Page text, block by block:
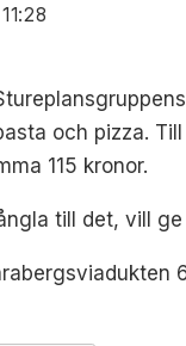
och pizza.
115 kronor.
till det, vill